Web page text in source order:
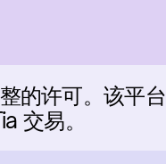
的许可。该平台
交易。